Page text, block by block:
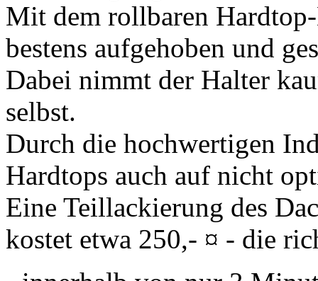
Mit dem rollbaren
bestens aufgehoben und
Dabei nimmt der Halter
selbst.
Durch die hochwertigen
Hardtops auch auf nicht
Eine Teillackierung des
kostet etwa 250,- ¤ - die